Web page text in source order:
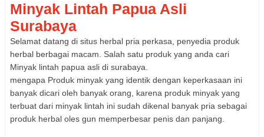
Minyak Lintah Papua Asli
Surabaya
Selamat datang di situs herbal pria perkasa, penyedia produk
herbal berbagai macam. Salah satu produk yang anda cari
Minyak lintah papua asli di surabaya.
mengapa Produk minyak yang identik dengan keperkasaan ini
banyak dicari oleh banyak orang, karena produk minyak yang
terbuat dari minyak lintah ini sudah dikenal banyak pria sebagai
produk herbal oles gun memperbesar penis dan panjang.